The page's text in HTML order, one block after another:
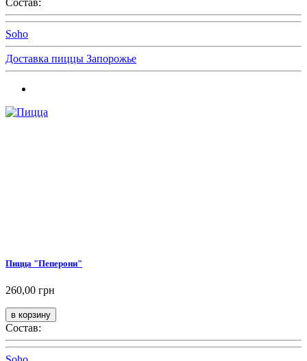
Состав:
Soho
Доставка пиццы Запорожье
Пицца "Пеперони"
260,00 грн
Состав: